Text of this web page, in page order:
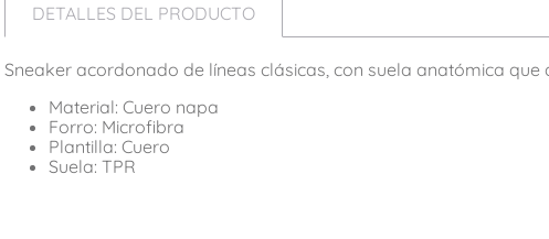
DETALLES DEL PRODUCTO
Sneaker acordonado de líneas clásicas, con suela anatómica
Material: Cuero napa
Forro: Microfibra
Plantilla: Cuero
Suela: TPR